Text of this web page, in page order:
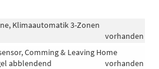
Klimaautomatik 3-Zonen
vorhanden
Comming & Leaving Home
abblendend
vorhanden